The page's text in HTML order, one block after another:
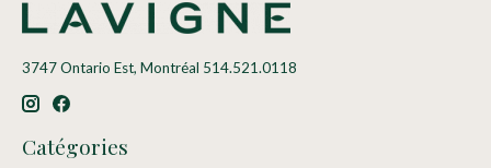
3747 Ontario Est, Montréal 514.521.0118
Catégories